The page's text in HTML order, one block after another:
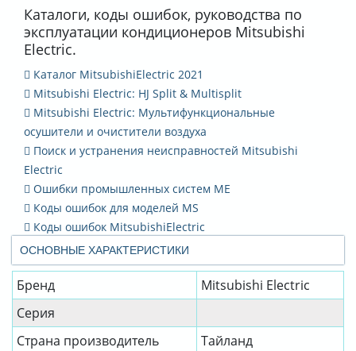
ОСНОВНЫЕ ХАРАКТЕРИСТИКИ
Бренд
Mitsubishi Electric
Серия
Страна производитель
Тайланд
Каталоги, коды ошибок, руководства по
эксплуатации кондиционеров Mitsubishi
Electric.
Каталог MitsubishiElectric 2021
Mitsubishi Electric: HJ Split & Multisplit
Mitsubishi Electric: Мультифункциональные
осушители и очистители воздуха
Поиск и устранения неисправностей Mitsubishi
Electric
Ошибки промышленных систем ME
Коды ошибок для моделей MS
Коды ошибок MitsubishiElectric